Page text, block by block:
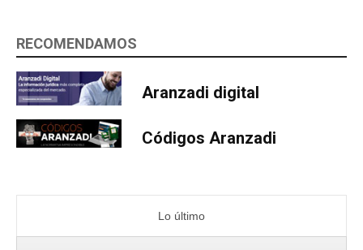
RECOMENDAMOS
Aranzadi digital
Códigos Aranzadi
Lo último